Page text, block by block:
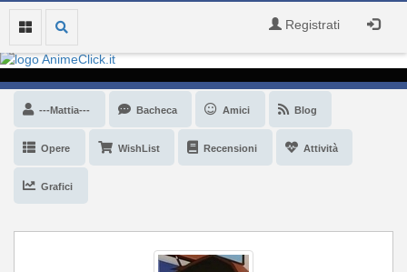
Registrati
---Mattia--- Bacheca Amici Blog
Opere WishList Recensioni Attività
Grafici